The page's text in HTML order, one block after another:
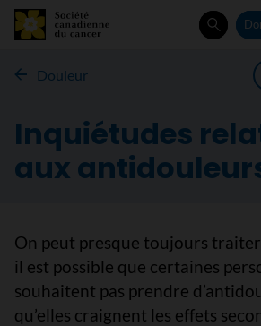
Douleur
Inquiétudes
aux
On peut presque toujours
il est possible que certaines
souhaitent pas prendre
qu’elles craignent les effets